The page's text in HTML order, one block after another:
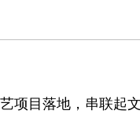
目落地，串联起